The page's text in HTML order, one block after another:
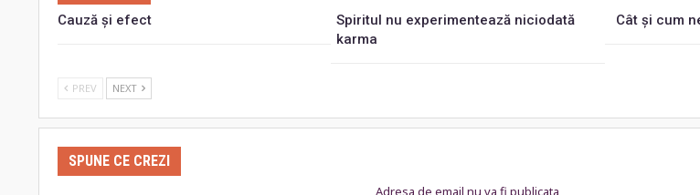
Cauză şi efect
Spiritul nu experimentează niciodată
karma
Cât şi cum
PREV NEXT
SPUNE CE CREZI
Adresa de email nu va fi publicata